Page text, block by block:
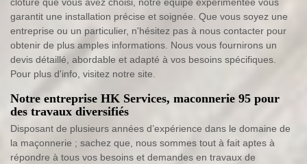
clôture que vous avez choisi, notre équipe expérimentée vous
garantit une installation précise et soignée. Que vous soyez une
entreprise ou un particulier, n'hésitez pas à nous contacter pour
obtenir de plus amples informations. Nous vous fournirons un
devis détaillé, abordable et adapté à vos besoins spécifiques.
Pour plus d'info, visitez notre site.
Notre entreprise HK Services, maconnerie 95 pour
des travaux diversifiés
Disposant de plusieurs années d’expérience dans le domaine de
la maçonnerie ; sachez que, nous sommes tout à fait aptes à
répondre à tous vos besoins et demandes en travaux de